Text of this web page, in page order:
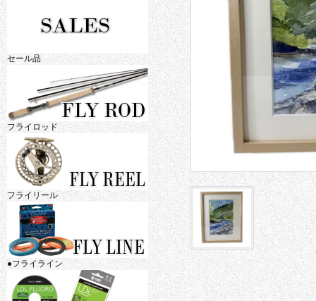
セール品
フライロッド
フライリール
●フライライン